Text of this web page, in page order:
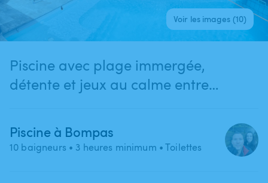
Voir les images (10)
Piscine avec plage immergée,
détente et jeux au calme entre
Piscine à Bompas
10 baigneurs • 3 heures minimum • Toilettes